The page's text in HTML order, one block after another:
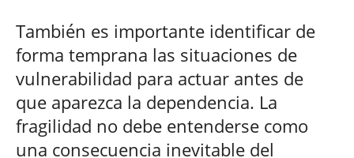
También es importante identificar de
forma temprana las situaciones de
vulnerabilidad para actuar antes de
que aparezca la dependencia. La
fragilidad no debe entenderse como
una consecuencia inevitable del